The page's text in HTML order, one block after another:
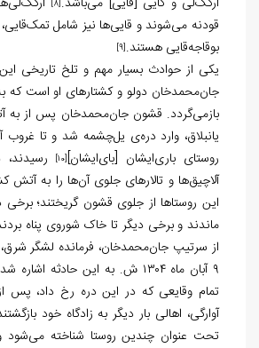
[8]
قودنه می‌شوند و قایی‌ها نیز شامل
بوقاجه‌قایی هستند.[9]
یکی از حوادث بسیار مهم و تلخ تاریخی
بازمی‌گردد. قشون جان‌محمدخان پس از
یانبلاق، وارد دره‌ی یل‌چشمه شد و تا غروب
روستای باری‌ایشان [بای‌ایشان][10]
آلاچیق‌ها و تالارهای جلوی آن‌ها را به آتش
این روستاها از جلوی قشون گریختند؛ برخی
ماندند و برخی دیگر تا خاک شوروی پناه
از سرتیپ جان‌محمدخان، فرمانده لشگر
۹ آبان ماه ۱۳۰۴ ش. به این حادثه اشاره شده است. ؛
تمام وقایعی که در این دره رخ داد، پس
آوارگی، اهالی بار دیگر به زادگاه خود
تحت عنوان چندین روستا شناخته می‌شود